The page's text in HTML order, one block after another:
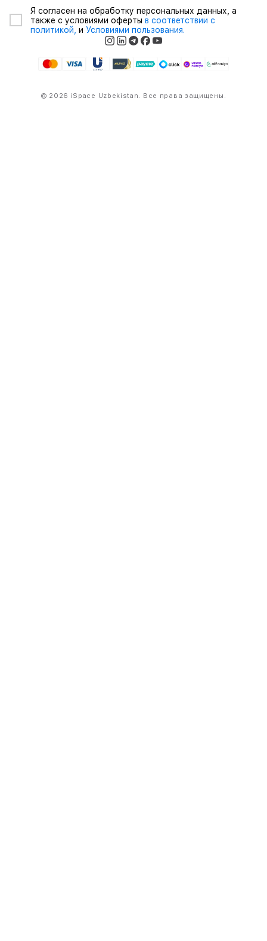
Я согласен на обработку персональных данных, а
также с условиями оферты в соответствии с
политикой, и Условиями пользования.
© 2026 iSpace Uzbekistan. Все права защищены.